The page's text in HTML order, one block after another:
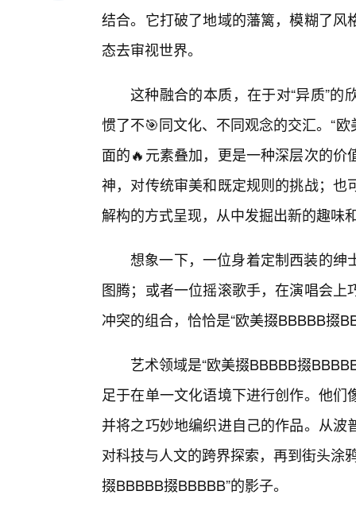
结合。它打破了地域的藩篱，模糊了
态去审视世界。
这种融合的本质，在于对“异质”
惯了不🎯同文化、不同观念的交汇。“
面的🔥元素叠加，更是一种深层次的
神，对传统审美和既定规则的挑战；
解构的方式呈现，从中发掘出新的趣味
想象一下，一位身着定制西装的绅
图腾；或者一位摇滚歌手，在演唱会
冲突的组合，恰恰是“欧美掇BBBBB掇
艺术领域是“欧美掇BBBBB掇
足于在单一文化语境下进行创作。他
并将之巧妙地编织进自己的作品。从
对科技与人文的跨界探索，再到街头涂
掇BBBBB掇BBBBB”的影子。